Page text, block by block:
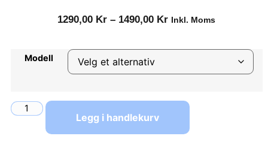
1290,00 Kr – 1490,00 Kr Inkl. Moms
Modell
Legg i handlekurv